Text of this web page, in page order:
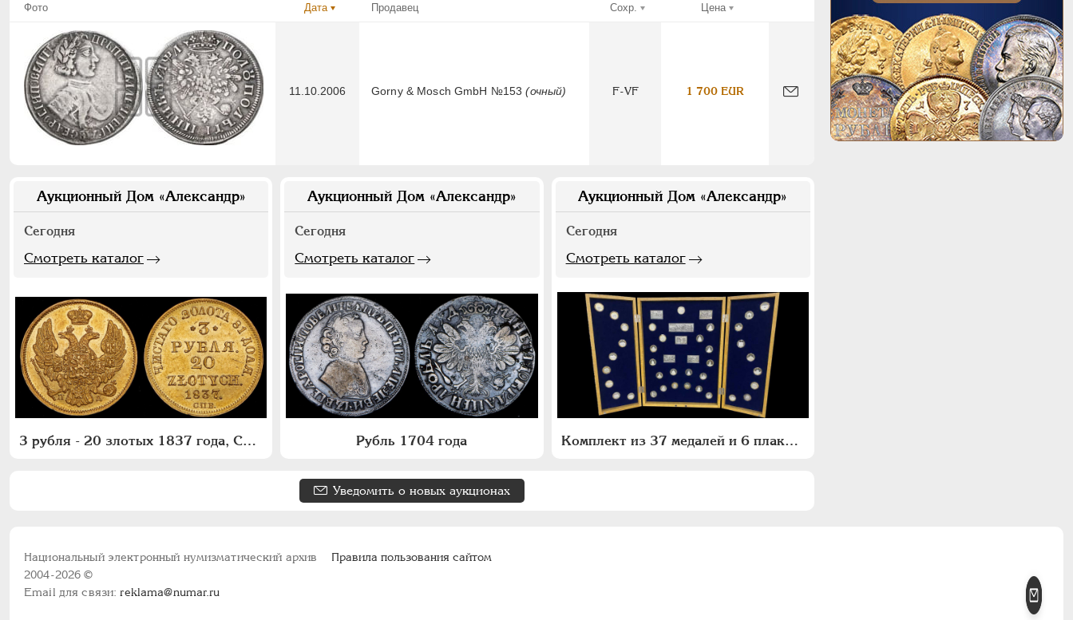
Фото Дата Продавец Сохр. Цена
11.10.2006 Gorny & Mosch GmbH №153(очный) F-VF 1 700 EUR
Аукционный Дом «Александр»
Сегодня
Смотреть каталог
3 рубля - 20 злотых 1837 года, СПБ-ПД
Аукционный Дом «Александр»
Сегодня
Смотреть каталог
Рубль 1704 года
Аукционный Дом «Александр»
Сегодня
Смотреть каталог
Комплект из 37 медалей и 6 плакет "Архитектурное наследие России. Москва"
Уведомить о новых аукционах
Национальный электронный нумизматический архив
2004-2026 ©
Email для связи:reklama@numar.ru
Правила пользования сайтом